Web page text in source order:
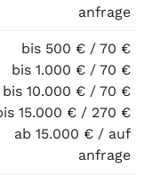
anfrage
bis 500 € / 70 €
bis 1.000 € / 70 €
bis 10.000 € / 70 €
15.000 € / 270 €
ab 15.000 € / auf
anfrage